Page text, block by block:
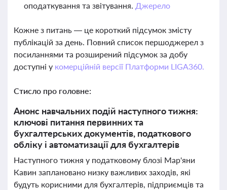
оподаткування та звітування. Джерело
Кожне з питань — це короткий підсумок змісту
публікацій за день. Повний список першоджерел з
посиланнями та розширений підсумок за добу
доступні у комерційній версії Платформи LIGA360.
Стисло про головне:
Анонс навчальних подій наступного тижня:
ключові питання первинних та
бухгалтерських документів, податкового
обліку і автоматизації для бухгалтерів
Наступного тижня у податковому блозі Мар'яни
Кавин заплановано низку важливих заходів, які
будуть корисними для бухгалтерів, підприємців та